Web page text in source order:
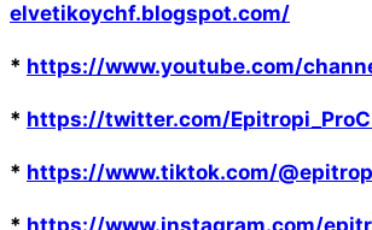
elvetikoychf.blogspot.com/
* https://www.youtube.com/
* https://twitter.com/
* https://www.tiktok.com/